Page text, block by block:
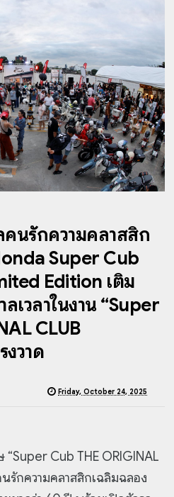
นรักความคลาสสิก
Super Cub
Edition เติม
ลเวลาในงาน “Super
CLUB
งวาด
Friday, October 24, 2025
Cub THE ORIGINAL
นรักความคลาสสิกเฉลิมฉลอง